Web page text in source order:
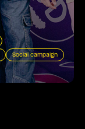
Social campaign